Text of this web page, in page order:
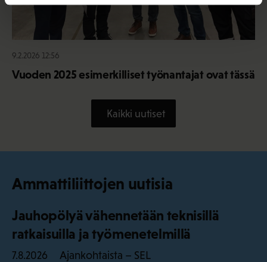
9.2.2026 12:56
Vuoden 2025 esimerkilliset työnantajat ovat tässä
Kaikki uutiset
Ammattiliittojen uutisia
Jauhopölyä vähennetään teknisillä
ratkaisuilla ja työmenetelmillä
7.8.2026 Ajankohtaista – SEL